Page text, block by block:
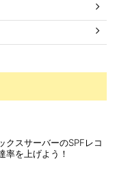
クスサーバーのSPFレコ
率を上げよう！